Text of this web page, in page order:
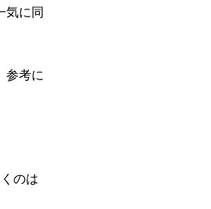
気に同
参考に
のは